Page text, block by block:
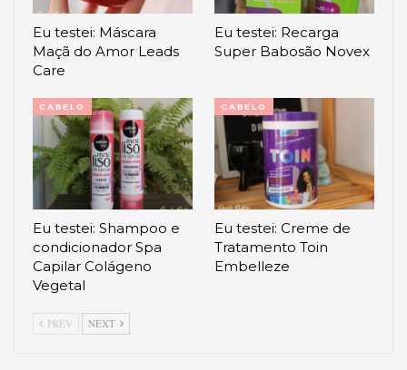
Eu testei: Máscara
Maçã do Amor Leads
Care
Eu testei: Recarga
Super Babosão Novex
CABELO
Eu testei: Shampoo e
condicionador Spa
Capilar Colágeno
Vegetal
CABELO
Eu testei: Creme de
Tratamento Toin
Embelleze
PREV NEXT